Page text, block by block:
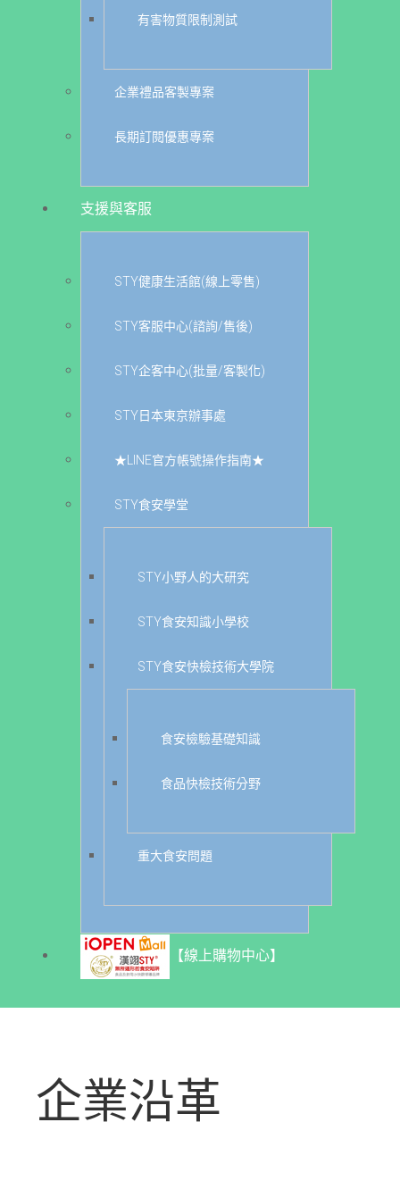
有害物質限制測試
企業禮品客製專案
長期訂閱優惠專案
支援與客服
STY健康生活館(線上零售)
STY客服中心(諮詢/售後)
STY企客中心(批量/客製化)
STY日本東京辦事處
★LINE官方帳號操作指南★
STY食安學堂
STY小野人的大研究
STY食安知識小學校
STY食安快檢技術大學院
食安檢驗基礎知識
食品快檢技術分野
重大食安問題
【線上購物中心】
企業沿革